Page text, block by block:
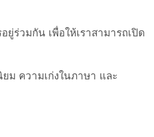
ยู่ร่วมกัน เพื่อให้เราสามารถเปิด
ยม ความเก่งในภาษา และ